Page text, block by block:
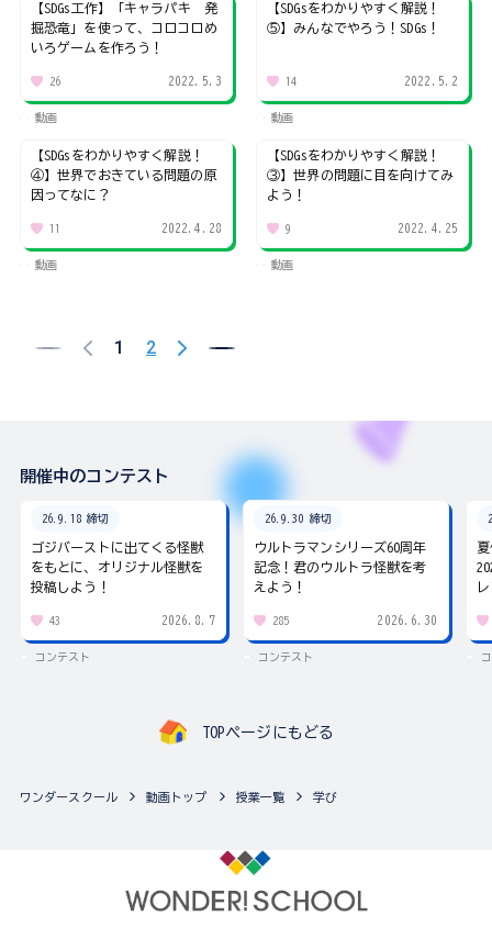
【SDGs工作】「キャラパキ 発
掘恐竜」を使って、コロコロめ
いろゲームを作ろう！
26 2022.5.3
動画
【SDGsをわかりやすく解説！
⑤】みんなでやろう！SDGs！
14 2022.5.2
動画
【SDGsをわかりやすく解説！
④】世界でおきている問題の原
因ってなに？
11 2022.4.28
動画
【SDGsをわかりやすく解説！
③】世界の問題に目を向けてみ
よう！
9 2022.4.25
動画
1 2
開催中のコンテスト
26.9.18 締切
ゴジバーストに出てくる怪獣
をもとに、オリジナル怪獣を
投稿しよう！
43 2026.8.7
コンテスト
26.9.30 締切
ウルトラマンシリーズ60周年
記念！君のウルトラ怪獣を考
えよう！
285 2026.6.30
コンテスト
TOPページにもどる
ワンダースクール 動画トップ 授業一覧 学び